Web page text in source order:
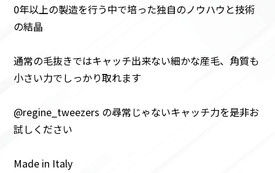
0年以上の製造を行う中で培った独自のノウハウと技術
の結晶
通常の毛抜きではキャッチ出来ない細かな産毛、角質も
小さい力でしっかり取れます
@regine_tweezers の尋常じゃないキャッチ力を是非お
試しください
Made in Italy